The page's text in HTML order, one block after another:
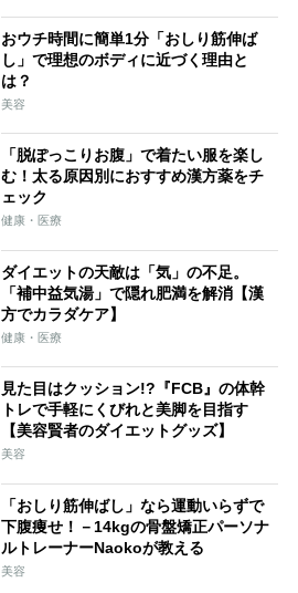
おウチ時間に簡単1分「おしり筋伸ば
し」で理想のボディに近づく理由と
は？
美容
「脱ぽっこりお腹」で着たい服を楽し
む！太る原因別におすすめ漢方薬をチ
ェック
健康・医療
ダイエットの天敵は「気」の不足。
「補中益気湯」で隠れ肥満を解消【漢
方でカラダケア】
健康・医療
見た目はクッション!?『FCB』の体幹
トレで手軽にくびれと美脚を目指す
【美容賢者のダイエットグッズ】
美容
「おしり筋伸ばし」なら運動いらずで
下腹痩せ！－14kgの骨盤矯正パーソナ
ルトレーナーNaokoが教える
美容